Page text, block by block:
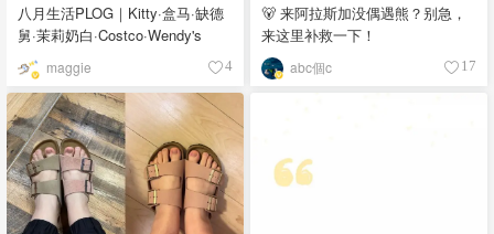
八月生活PLOG｜Kitty·盒马·缺德
舅·茉莉奶白·Costco·Wendy's
maggie 4
🐻 来阿拉斯加没偶遇熊？别急，
来这里补救一下！
abc個c 17